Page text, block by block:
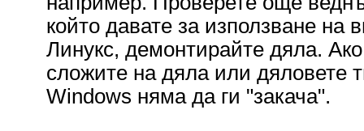
който давате за използване на
Линукс, демонтирайте дяла.
сложите на дяла или дяловете
Windows няма да ги "закача".